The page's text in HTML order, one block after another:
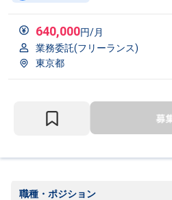
640,000円/月
業務委託(フリーランス)
東京都
職種・ポジション